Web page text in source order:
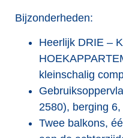
Bijzonderheden:
Heerlijk DRIE –
kleinschalig
2580), berging
Twee balkons,